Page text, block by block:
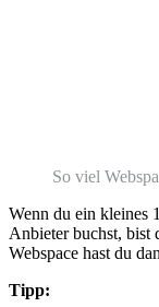
So viel
Wenn du ein kleines
Anbieter buchst, bist
Webspace hast du
Tipp: